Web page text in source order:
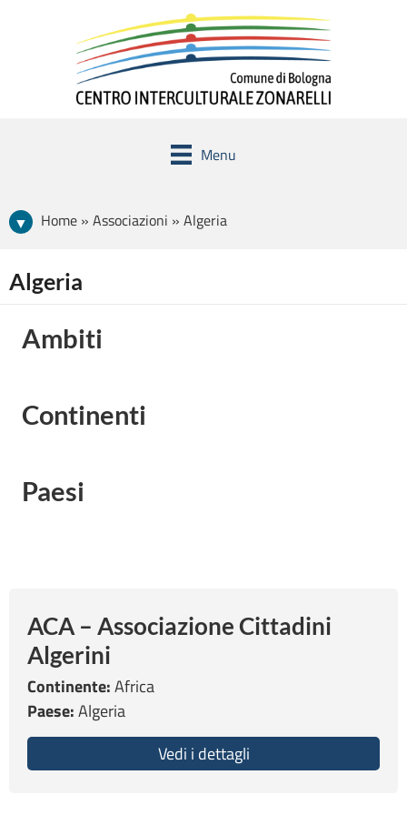
Menu
Home » Associazioni » Algeria
Algeria
ACA – Associazione Cittadini
Algerini
Continente:Africa
Paese:Algeria
Vedi i dettagli
Ambiti
Continenti
Paesi